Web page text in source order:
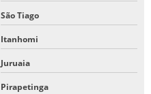
São Tiago
Itanhomi
Juruaia
Pirapetinga